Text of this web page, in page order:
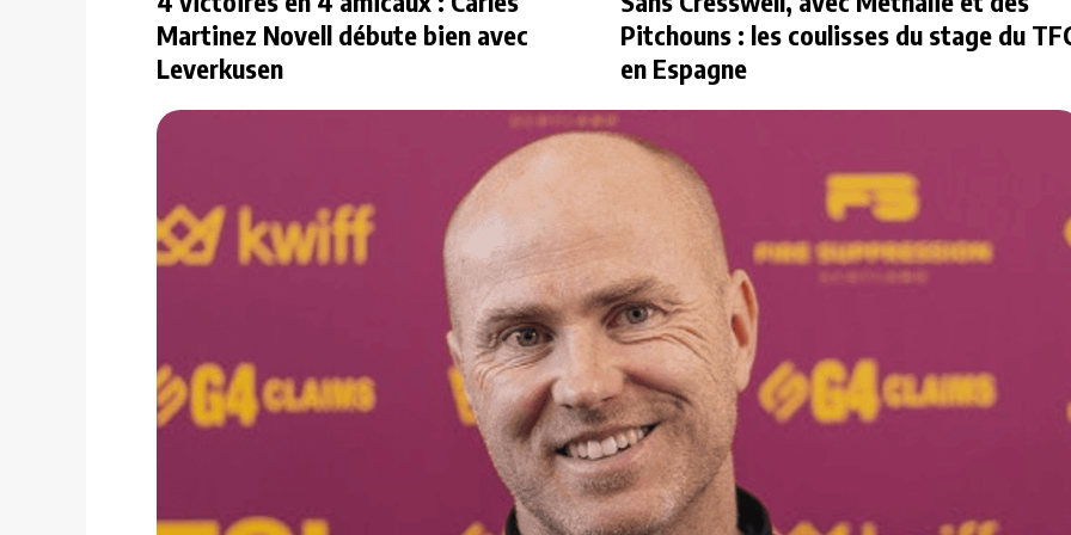
Martinez Novell débute bien avec
Leverkusen
Pitchouns : les coulisses du stage du
en Espagne